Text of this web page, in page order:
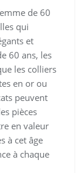
de 60
qui
et
60 ans, les
les colliers
en or ou
peuvent
pièces
en valeur
à cet âge
à chaque